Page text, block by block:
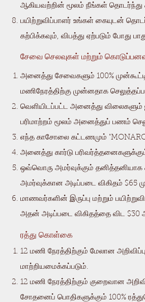
ஆகியவற்றின் மூலம் நீங்கள் தொடர்ந்து
பயிற்றுவிப்பாளர் உங்கள் கையுடன்
கற்பிக்கவும், விபத்து ஏற்படும் போது
சேவை செலவுகள் மற்றும்
அனைத்து சேவைகளும் 100%
மணிநேரத்திற்கு முன்னதாக
வெளியிடப்பட்ட அனைத்து விலைகளும்
பரிமாற்றம் மூலம் அனைத்துப் பணம்
எந்த காசோலை கட்டணமும்
அனைத்து கார்டு
ஒவ்வொரு அமர்வுக்கும் தனித்தனியாக
அமர்வுக்கான அடிப்படை விகிதம் $65
மாணவர்களின் இருப்பு மற்றும்
அதன் அடிப்படை விகிதத்தை விட $30
ரத்து கொள்கை
12 மணி நேரத்திற்கும் மேலான
மாற்றியமைக்கப்படும்.
12 மணி நேரத்திற்கும் குறைவான
சோதனைப் பொதிகளுக்கும் 100%